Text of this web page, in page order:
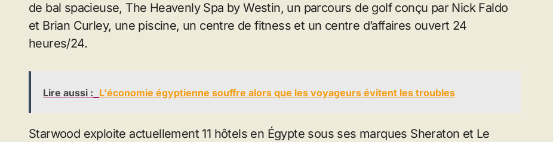
de bal spacieuse, The Heavenly Spa by Westin, un parcours de golf conçu par Nick Faldo
et Brian Curley, une piscine, un centre de fitness et un centre d’affaires ouvert 24
heures/24.
Lire aussi : L'économie égyptienne souffre alors que les voyageurs évitent les troubles
Starwood exploite actuellement 11 hôtels en Égypte sous ses marques Sheraton et Le